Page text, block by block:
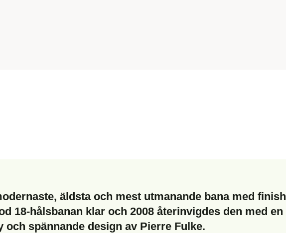
äldsta och mest utmanande bana med finish
18-hålsbanan klar och 2008 återinvigdes den med en
och spännande design av Pierre Fulke.